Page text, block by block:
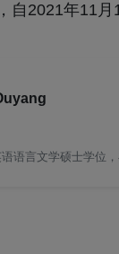
自2021年11月
语言文学硕士学位